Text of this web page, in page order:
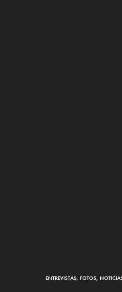
ENTREVISTAS, FOTOS,